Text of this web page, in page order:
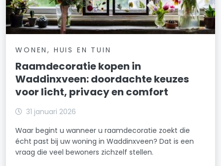
WONEN, HUIS EN TUIN
Raamdecoratie kopen in
Waddinxveen: doordachte keuzes
voor licht, privacy en comfort
31 januari 2026
Waar begint u wanneer u raamdecoratie zoekt die
écht past bij uw woning in Waddinxveen? Dat is een
vraag die veel bewoners zichzelf stellen.